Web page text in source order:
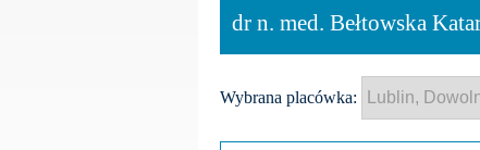
dr n. med. Bełtowska
Wybrana placówka: